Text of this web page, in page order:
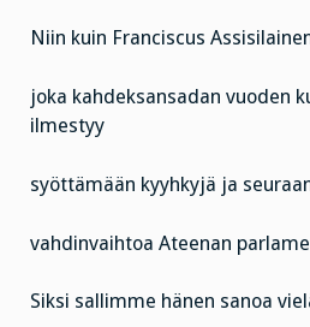
Niin kuin Franciscus
joka kahdeksansadan vuoden
ilmestyy
syöttämään kyyhkyjä ja
vahdinvaihtoa Ateenan
Siksi sallimme hänen sanoa